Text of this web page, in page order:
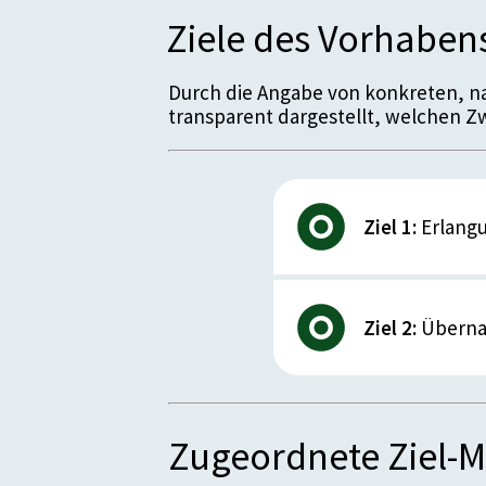
Verfügung gestellt werden müssen.
wobei 700 Verlängerungen und
Ziele des
Durch die Angabe von konkreten,
transparent dargestellt, welchen
Ziel 1:
Beschreibung
Lehrwerkstätten
Ziel ist der
Ziel 2:
Die Lehrgänge
Zugeordnete Ziel-